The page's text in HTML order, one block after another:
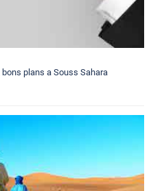
plans a Souss Sahara